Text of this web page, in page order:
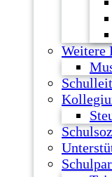
Weitere